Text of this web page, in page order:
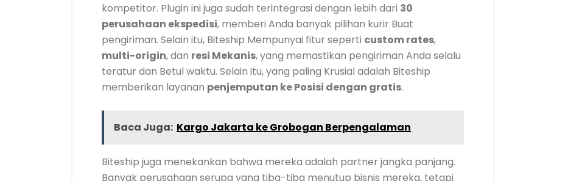
kompetitor. Plugin ini juga sudah terintegrasi dengan lebih dari 30
perusahaan ekspedisi, memberi Anda banyak pilihan kurir Buat
pengiriman. Selain itu, Biteship Mempunyai fitur seperti custom rates,
multi-origin, dan resi Mekanis, yang memastikan pengiriman Anda selalu
teratur dan Betul waktu. Selain itu, yang paling Krusial adalah Biteship
memberikan layanan penjemputan ke Posisi dengan gratis.
Baca Juga: Kargo Jakarta ke Grobogan Berpengalaman
Biteship juga menekankan bahwa mereka adalah partner jangka panjang.
Banyak perusahaan serupa yang tiba-tiba menutup bisnis mereka, tetapi